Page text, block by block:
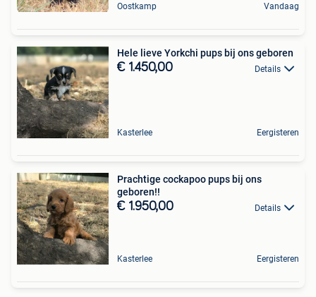
Oostkamp Vandaag
Hele lieve Yorkchi pups bij ons geboren
€ 1.450,00 Details
Kasterlee Eergisteren
Prachtige cockapoo pups bij ons
geboren!!
€ 1.950,00 Details
Kasterlee Eergisteren